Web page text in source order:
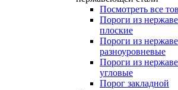
Посмотреть все
Пороги из
плоские
Пороги из
разноуровневые
Пороги из
угловые
Порог закладной